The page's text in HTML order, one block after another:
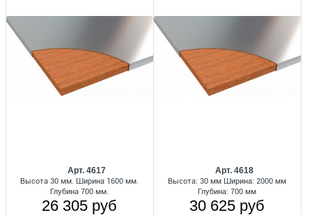
Арт. 4617
Высота 30 мм. Ширина 1600 мм.
Глубина 700 мм.
26 305 руб
Арт. 4618
Высота: 30 мм Ширина: 2000 мм
Глубина: 700 мм
30 625 руб